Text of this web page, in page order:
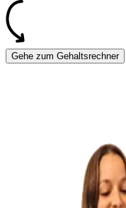
Gehe zum Gehaltsrechner